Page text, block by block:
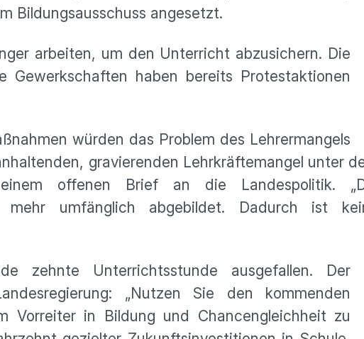
Bildungsausschuss angesetzt.
arbeiten, um den Unterricht abzusichern. Die
haben bereits Protestaktionen
würden das Problem des Lehrermangels
gravierenden Lehrkräftemangel unter
offenen Brief an die Landespolitik.
umfänglich abgebildet. Dadurch ist
zehnte Unterrichtsstunde ausgefallen. Der
„Nutzen Sie den kommenden
Vorreiter in Bildung und Chancengleichheit zu